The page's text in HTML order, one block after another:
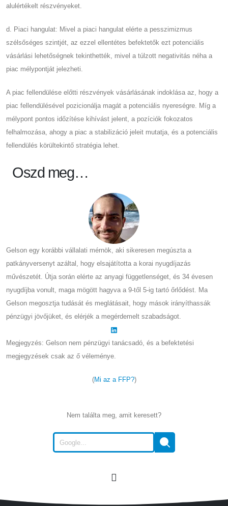
alulértékelt részvényeket.
d. Piaci hangulat: Mivel a piaci hangulat elérte a pesszimizmus
szélsőséges szintjét, az ezzel ellentétes befektetők ezt potenciális
vásárlási lehetőségnek tekinthették, mivel a túlzott negativitás néha a
piac mélypontját jelezheti.
A piac fellendülése előtti részvények vásárlásának indoklása az, hogy a
piac fellendülésével pozicionálja magát a potenciális nyereségre. Míg a
mélypont pontos időzítése kihívást jelent, a pozíciók fokozatos
felhalmozása, ahogy a piac a stabilizáció jeleit mutatja, és a potenciális
fellendülés körültekintő stratégia lehet.
Oszd meg…
Gelson egy korábbi vállalati mérnök, aki sikeresen megúszta a
patkányversenyt azáltal, hogy elsajátította a korai nyugdíjazás
művészetét. Útja során elérte az anyagi függetlenséget, és 34 évesen
nyugdíjba vonult, maga mögött hagyva a 9-től 5-ig tartó őrlődést. Ma
Gelson megosztja tudását és meglátásait, hogy mások irányíthassák
pénzügyi jövőjüket, és elérjék a megérdemelt szabadságot.
Megjegyzés: Gelson nem pénzügyi tanácsadó, és a befektetési
megjegyzések csak az ő véleménye.
(Mi az a FFP?)
Nem találta meg, amit keresett?